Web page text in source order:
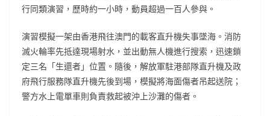
行同類演習，歷時約一小時，動員超過一百人參與。
演習模擬一架由香港飛往澳門的載客直升機失事墜海。消防
滅火輪率先抵達現場射水，並出動無人機進行搜索，迅速鎖
定三名「生還者」位置。隨後，解放軍駐港部隊直升機及政
府飛行服務隊直升機先後到場，模擬將海面傷者吊起送院；
警方水上電單車則負責救起被沖上沙灘的傷者。